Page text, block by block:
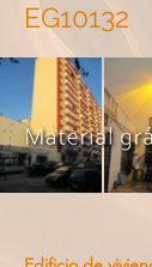
EG10132